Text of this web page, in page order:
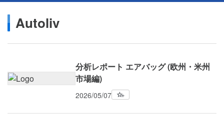
Autoliv
分析レポート エアバッグ (欧州・米州
市場編)
2026/05/07